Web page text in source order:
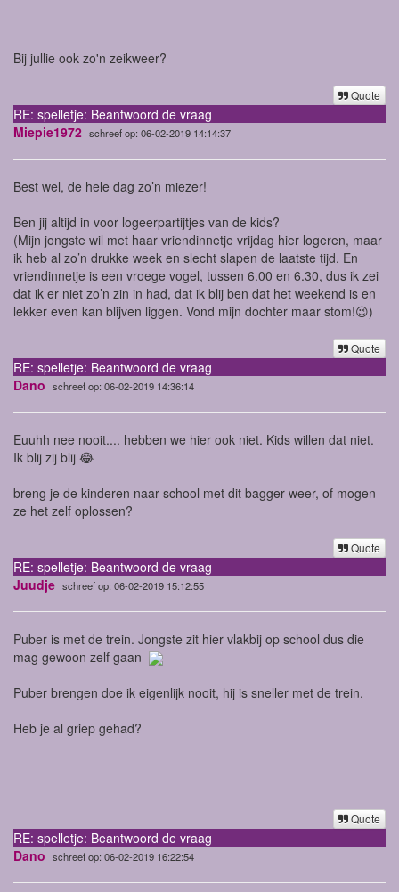
Bij jullie ook zo'n zeikweer?
Quote
RE: spelletje: Beantwoord de vraag
Miepie1972 schreef op: 06-02-2019 14:14:37
Best wel, de hele dag zo’n miezer!
Ben jij altijd in voor logeerpartijtjes van de kids?
(Mijn jongste wil met haar vriendinnetje vrijdag hier logeren, maar
ik heb al zo’n drukke week en slecht slapen de laatste tijd. En
vriendinnetje is een vroege vogel, tussen 6.00 en 6.30, dus ik zei
dat ik er niet zo’n zin in had, dat ik blij ben dat het weekend is en
lekker even kan blijven liggen. Vond mijn dochter maar stom!😉)
Quote
RE: spelletje: Beantwoord de vraag
Dano schreef op: 06-02-2019 14:36:14
Euuhh nee nooit.... hebben we hier ook niet. Kids willen dat niet.
Ik blij zij blij 😂
breng je de kinderen naar school met dit bagger weer, of mogen
ze het zelf oplossen?
Quote
RE: spelletje: Beantwoord de vraag
Juudje schreef op: 06-02-2019 15:12:55
Puber is met de trein. Jongste zit hier vlakbij op school dus die
mag gewoon zelf gaan
Puber brengen doe ik eigenlijk nooit, hij is sneller met de trein.
Heb je al griep gehad?
Quote
RE: spelletje: Beantwoord de vraag
Dano schreef op: 06-02-2019 16:22:54